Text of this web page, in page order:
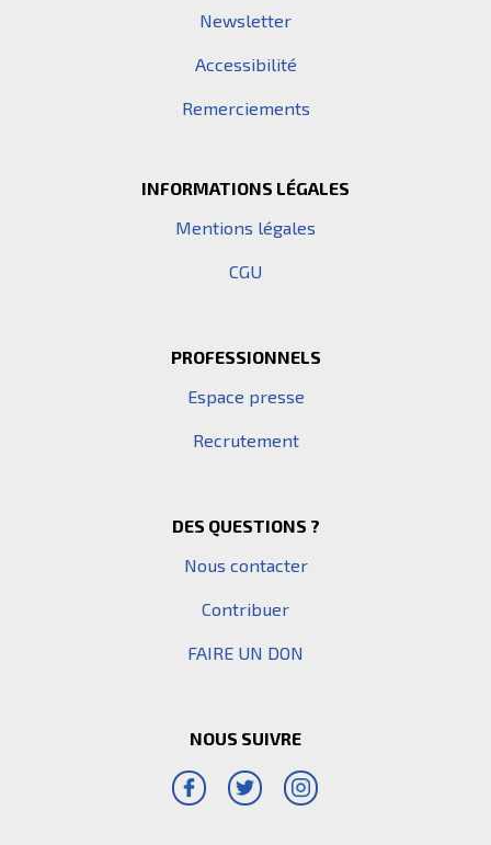
Newsletter
Accessibilité
Remerciements
INFORMATIONS LÉGALES
Mentions légales
CGU
PROFESSIONNELS
Espace presse
Recrutement
DES QUESTIONS ?
Nous contacter
Contribuer
FAIRE UN DON
NOUS SUIVRE